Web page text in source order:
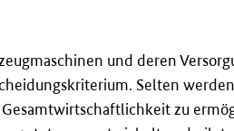
und deren
Selten
zu